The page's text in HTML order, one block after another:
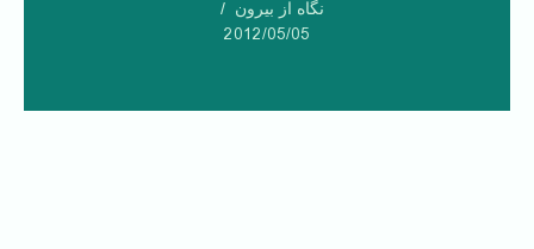
نگاه از بیرون
2012/05/05